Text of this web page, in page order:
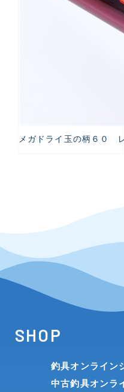
メガドライ玉の柄６０
SHOP
釣具オンライン
中古釣具オンラ